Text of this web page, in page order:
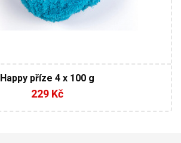
Happy příze 4 x 100 g
229 Kč